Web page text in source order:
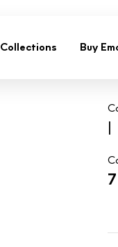
Collections Buy
|